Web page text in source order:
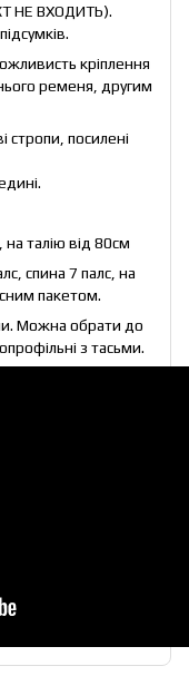
НЕ ВХОДИТЬ).
підсумків.
кріплення
ременя, другим
стропи, посилені
на талію від 80см
спина 7 палс, на
пакетом.
Можна обрати до
з тасьми.